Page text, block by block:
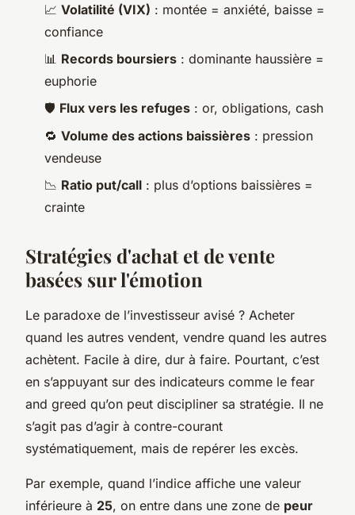
📈 Volatilité (VIX) : montée = anxiété, baisse =
confiance
📊 Records boursiers : dominante haussière =
euphorie
🛡️ Flux vers les refuges : or, obligations, cash
🔁 Volume des actions baissières : pression
vendeuse
📉 Ratio put/call : plus d’options baissières =
crainte
Stratégies d'achat et de vente
basées sur l'émotion
Le paradoxe de l’investisseur avisé ? Acheter
quand les autres vendent, vendre quand les autres
achètent. Facile à dire, dur à faire. Pourtant, c’est
en s’appuyant sur des indicateurs comme le fear
and greed qu’on peut discipliner sa stratégie. Il ne
s’agit pas d’agir à contre-courant
systématiquement, mais de repérer les excès.
Par exemple, quand l’indice affiche une valeur
inférieure à 25, on entre dans une zone de peur